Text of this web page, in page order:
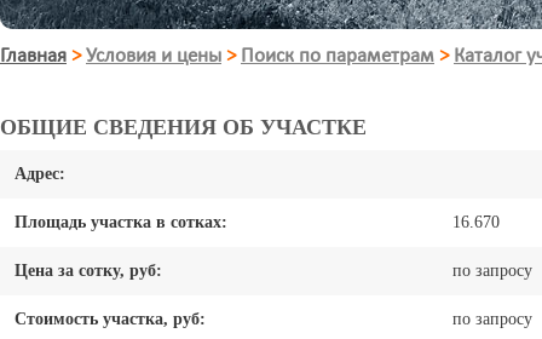
Главная >Условия и цены > Поиск по параметрам > Каталог
ОБЩИЕ СВЕДЕНИЯ ОБ УЧАСТКЕ
Адрес:
Площадь участка в сотках: 16.670
Цена за сотку, руб: по запросу
Стоимость участка, руб: по запросу